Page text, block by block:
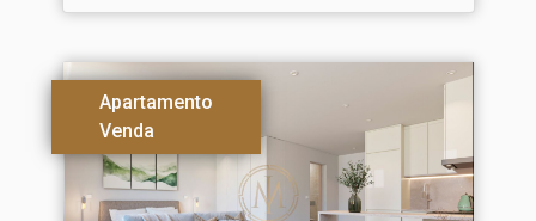
Apartamento
Venda